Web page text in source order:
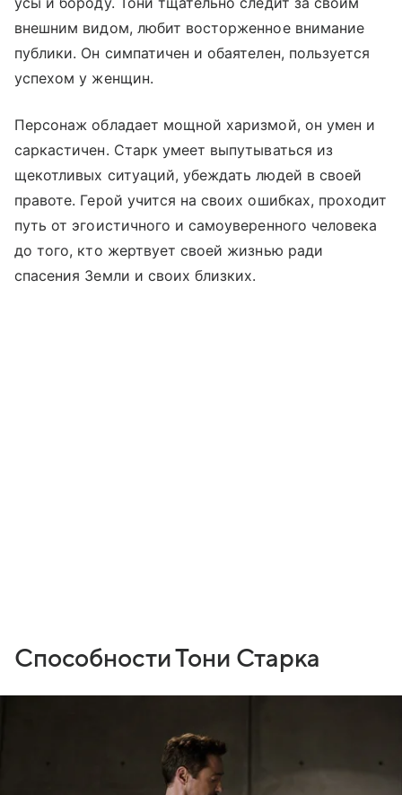
внешним видом, любит восторженное внимание
публики. Он симпатичен и обаятелен, пользуется
успехом у женщин.
Персонаж обладает мощной харизмой, он умен и
саркастичен. Старк умеет выпутываться из
щекотливых ситуаций, убеждать людей в своей
правоте. Герой учится на своих ошибках, проходит
путь от эгоистичного и самоуверенного человека
до того, кто жертвует своей жизнью ради
спасения Земли и своих близких.
Способности Тони Старка